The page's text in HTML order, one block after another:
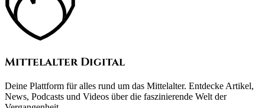
Mittelalter Digital
Deine Plattform für alles rund um das Mittelalter. Entdecke Artikel,
News, Podcasts und Videos über die faszinierende Welt der